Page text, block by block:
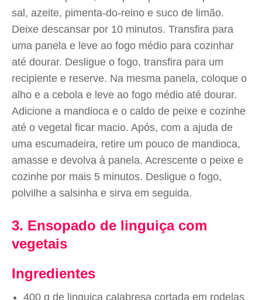
sal, azeite, pimenta-do-reino e suco de limão.
Deixe descansar por 10 minutos. Transfira para
uma panela e leve ao fogo médio para cozinhar
até dourar. Desligue o fogo, transfira para um
recipiente e reserve. Na mesma panela, coloque o
alho e a cebola e leve ao fogo médio até dourar.
Adicione a mandioca e o caldo de peixe e cozinhe
até o vegetal ficar macio. Após, com a ajuda de
uma escumadeira, retire um pouco de mandioca,
amasse e devolva à panela. Acrescente o peixe e
cozinhe por mais 5 minutos. Desligue o fogo,
polvilhe a salsinha e sirva em seguida.
3. Ensopado de linguiça com
vegetais
Ingredientes
400 g de linguiça calabresa cortada em rodelas